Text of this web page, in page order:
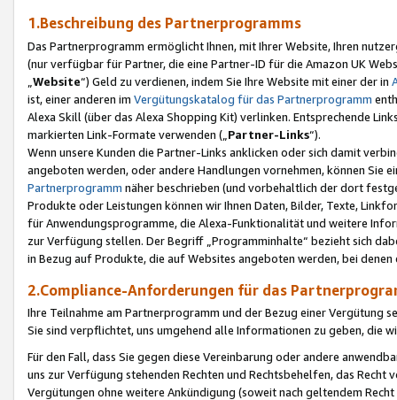
1.Beschreibung des Partnerprogramms
Das Partnerprogramm ermöglicht Ihnen, mit Ihrer Website, Ihren
(nur verfügbar für Partner, die eine Partner-ID für die Amazon UK
Website“) Geld zu verdienen, indem Sie Ihre Website mit einer der in
ist, einer anderen im Vergütungskatalog für das Partnerprogramm
Alexa Skill (über das Alexa Shopping Kit) verlinken. Entsprechende
markierten Link-Formate verwenden („ Partner-Links“).
Wenn unsere Kunden die Partner-Links anklicken oder sich damit
angeboten werden, oder andere Handlungen vornehmen, können Sie
Partnerprogramm näher beschrieben (und vorbehaltlich der dort
Produkte oder Leistungen können wir Ihnen Daten, Bilder, Texte,
für Anwendungsprogramme, die Alexa-Funktionalität und weitere
zur Verfügung stellen. Der Begriff „Programminhalte“ bezieht sich
in Bezug auf Produkte, die auf Websites angeboten werden, bei
2.Compliance-Anforderungen für das
Ihre Teilnahme am Partnerprogramm und der Bezug einer Vergütung
Sie sind verpflichtet, uns umgehend alle Informationen zu geben, die
Für den Fall, dass Sie gegen diese Vereinbarung oder andere
uns zur Verfügung stehenden Rechten und Rechtsbehelfen, das
Vergütungen ohne weitere Ankündigung (soweit nach geltendem